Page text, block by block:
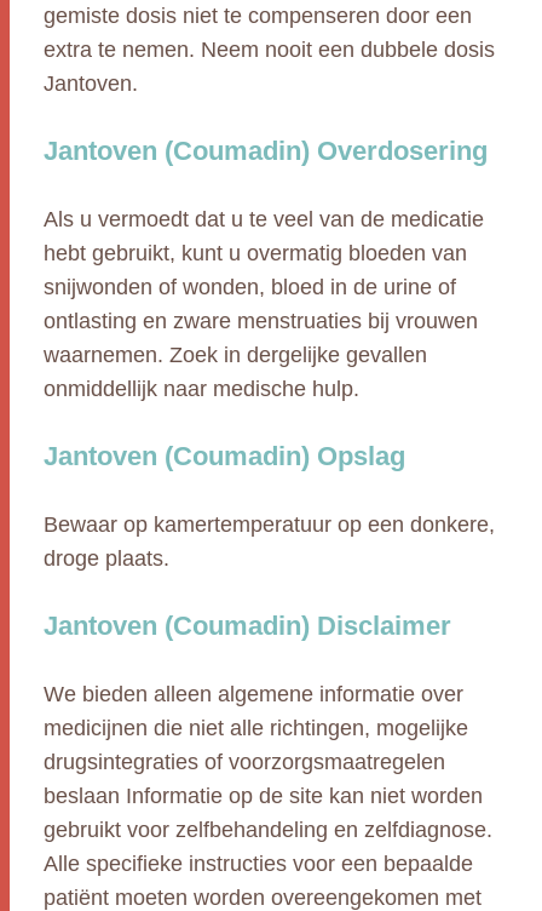
gemiste dosis niet te compenseren door een
extra te nemen. Neem nooit een dubbele dosis
Jantoven.
Jantoven (Coumadin) Overdosering
Als u vermoedt dat u te veel van de medicatie
hebt gebruikt, kunt u overmatig bloeden van
snijwonden of wonden, bloed in de urine of
ontlasting en zware menstruaties bij vrouwen
waarnemen. Zoek in dergelijke gevallen
onmiddellijk naar medische hulp.
Jantoven (Coumadin) Opslag
Bewaar op kamertemperatuur op een donkere,
droge plaats.
Jantoven (Coumadin) Disclaimer
We bieden alleen algemene informatie over
medicijnen die niet alle richtingen, mogelijke
drugsintegraties of voorzorgsmaatregelen
beslaan Informatie op de site kan niet worden
gebruikt voor zelfbehandeling en zelfdiagnose.
Alle specifieke instructies voor een bepaalde
patiënt moeten worden overeengekomen met